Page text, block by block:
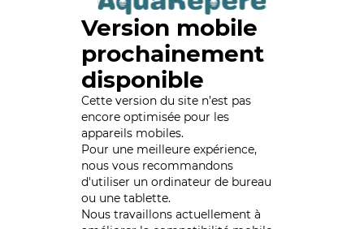
Version mobile
prochainement
disponible
Cette version du site n’est pas
encore optimisée pour les
appareils mobiles.
Pour une meilleure expérience,
nous vous recommandons
d'utiliser un ordinateur de bureau
ou une tablette.
Nous travaillons actuellement à